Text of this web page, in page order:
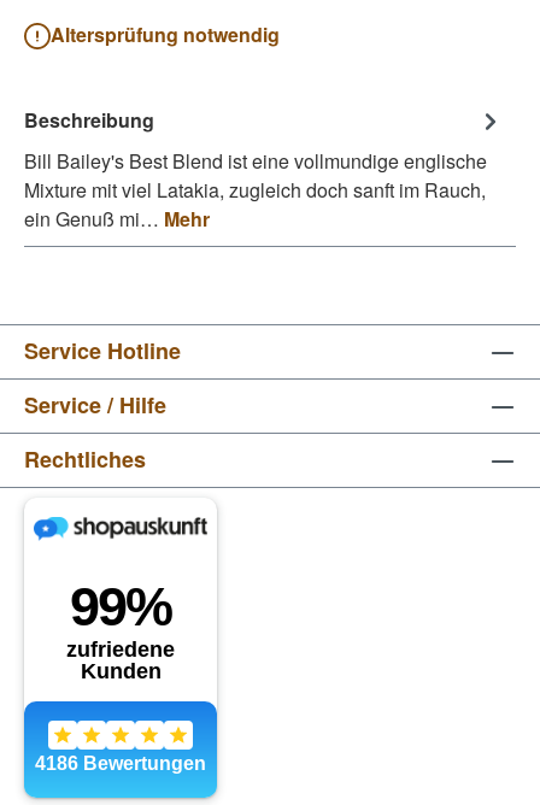
Altersprüfung notwendig
Beschreibung
Bill Bailey's Best Blend ist eine vollmundige englische
Mixture mit viel Latakia, zugleich doch sanft im Rauch,
ein Genuß mi… Mehr
Service Hotline
Service / Hilfe
Rechtliches